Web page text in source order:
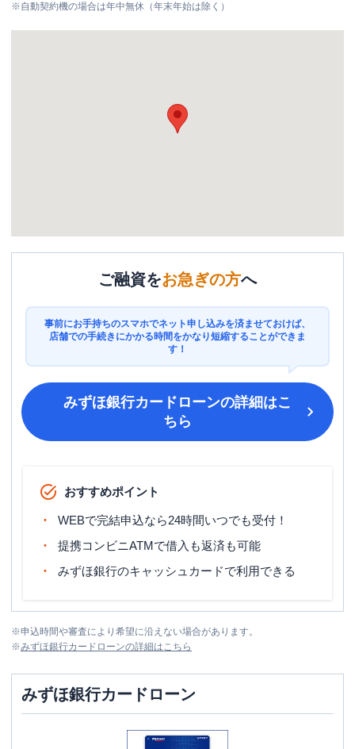
※自動契約機の場合は年中無休（年末年始は除く）
ご融資をお急ぎの方へ
事前にお手持ちのスマホでネット申し込みを済ませておけば、
店舗での手続きにかかる時間をかなり短縮することができま
す！
みずほ銀行カードローンの詳細はこ
ちら
おすすめポイント
WEBで完結申込なら24時間いつでも受付！
提携コンビニATMで借入も返済も可能
みずほ銀行のキャッシュカードで利用できる
※申込時間や審査により希望に沿えない場合があります。
※みずほ銀行カードローンの詳細はこちら
みずほ銀行カードローン